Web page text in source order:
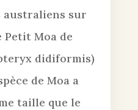
australiens sur
Petit Moa de
didiformis)
de Moa a
taille que le